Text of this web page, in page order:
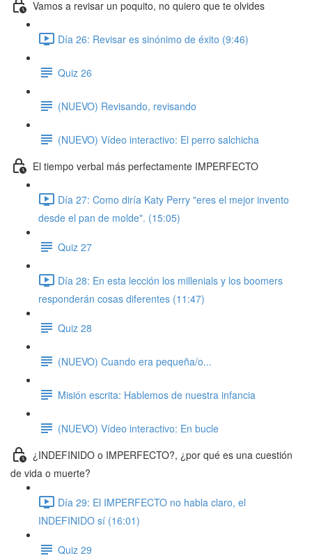
Vamos a revisar un poquito, no quiero que te olvides
Día 26: Revisar es sinónimo de éxito (9:46)
Quiz 26
(NUEVO) Revisando, revisando
(NUEVO) Vídeo interactivo: El perro salchicha
El tiempo verbal más perfectamente IMPERFECTO
Día 27: Como diría Katy Perry "eres el mejor invento
desde el pan de molde". (15:05)
Quiz 27
Día 28: En esta lección los millenials y los boomers
responderán cosas diferentes (11:47)
Quiz 28
(NUEVO) Cuando era pequeña/o...
Misión escrita: Hablemos de nuestra infancia
(NUEVO) Vídeo interactivo: En bucle
¿INDEFINIDO o IMPERFECTO?, ¿por qué es una cuestión
de vida o muerte?
Día 29: El IMPERFECTO no habla claro, el
INDEFINIDO sí (16:01)
Quiz 29